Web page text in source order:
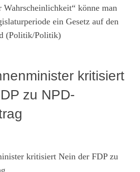
könne man
ein Gesetz auf den
(Politik/Politik)
kritisiert
zu NPD-